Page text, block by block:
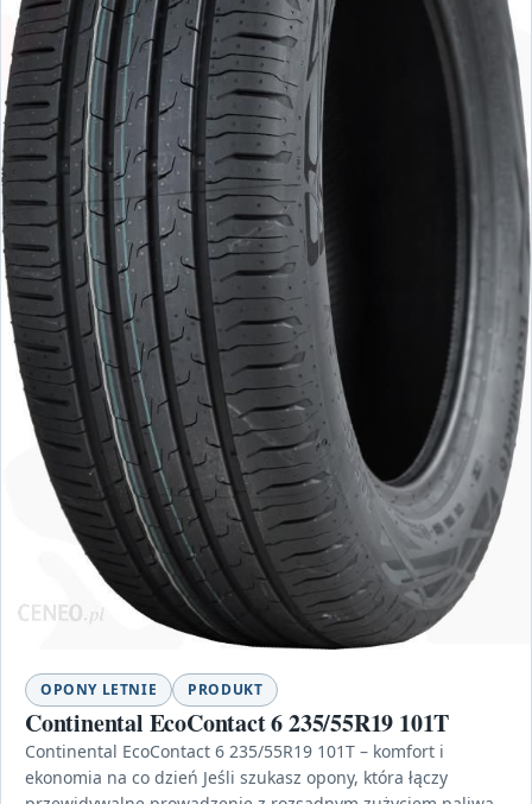
OPONY LETNIE PRODUKT
Continental EcoContact 6 235/55R19 101T
Continental EcoContact 6 235/55R19 101T – komfort i
ekonomia na co dzień Jeśli szukasz opony, która łączy